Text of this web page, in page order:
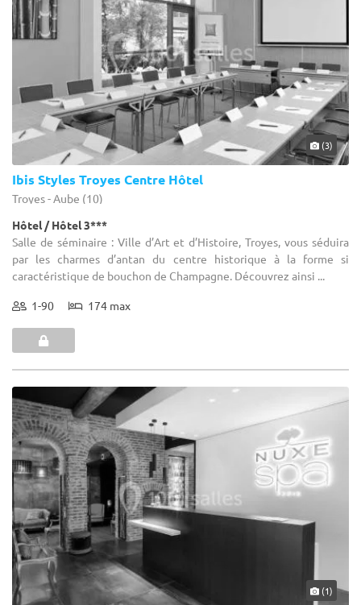
(3)
Ibis Styles Troyes Centre Hôtel
Troyes - Aube (10)
Hôtel / Hôtel 3***
Salle de séminaire : Ville d’Art et d’Histoire, Troyes, vous séduira
par les charmes d’antan du centre historique à la forme si
caractéristique de bouchon de Champagne. Découvrez ainsi ...
1-90 174 max
(1)